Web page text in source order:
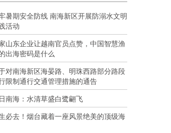
暑期安全防线 南海新区开展防溺水文明
活动
山东企业让越南官员点赞，中国智慧渔
出海密码是什么
对南海新区海晏路、明珠西路部分路段
限制通行交通管理措施的通告
南海：水清草盛白鹭翩飞
必去！烟台藏着一座风景绝美的顶级海